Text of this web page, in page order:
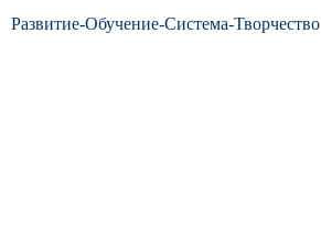
Развитие-Обучение-Система-Творчество